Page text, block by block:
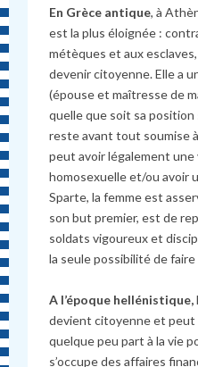
En Grèce antique, à
est la plus éloignée :
métèques et aux
devenir citoyenne. Elle a
(épouse et maîtresse de
quelle que soit sa position
reste avant tout soumise à
peut avoir légalement une
homosexuelle et/ou avoir
Sparte, la femme est
son but premier, est de
soldats vigoureux et
la seule possibilité de
A l’époque hellénistique,
devient citoyenne et peut
quelque peu part à la vie
s’occupe des affaires